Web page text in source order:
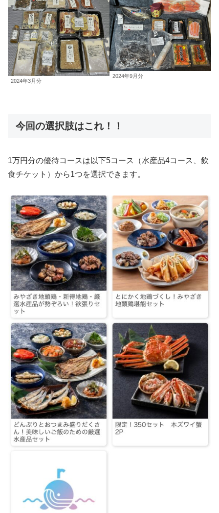
2024年3月分
2024年9月分
今回の選択肢はこれ！！
1万円分の優待コースは以下5コース（水産品4コース、飲
食チケット）から1つを選択できます。